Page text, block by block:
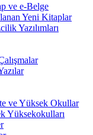
ve e-Belge
Yeni Kitaplar
Yazılımları
ve Yüksek Okullar
Yüksekokulları